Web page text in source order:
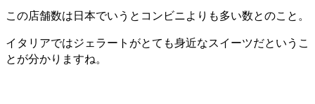
この店舗数は日本でいうとコンビニよりも多い数とのこと。
イタリアではジェラートがとても身近なスイーツだというこ
とが分かりますね。